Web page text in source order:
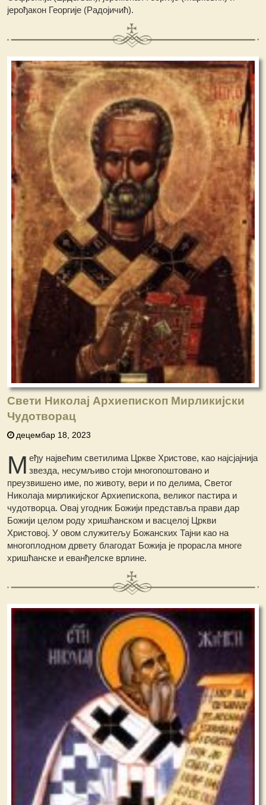
јерођакон Георгије (Радојичић).
Свети Николај Архиепископ Мирликијски
Чудотворац
децембар 18, 2023
М еђу највећим светилима Цркве Христове, као најсјајнија
звезда, несумљиво стоји многопоштовано и
преузвишено име, по животу, вери и по делима, Светог
Николаја мирликијског Архиепископа, великог пастира и
чудотворца. Овај угодник Божији представља прави дар
Божији целом роду хришћанском и васцелој Цркви
Христовој. У овом служитељу Божанских Тајни као на
многоплодном дрвету благодат Божија је прорасла многе
хришћанске и еванђелске врлине.